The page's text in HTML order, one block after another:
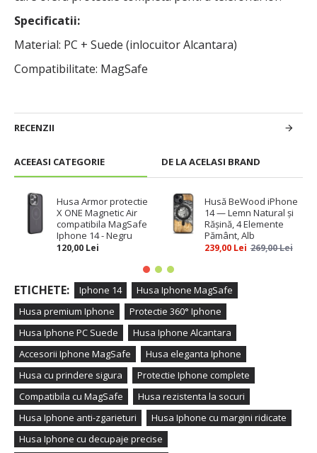
ACEEASI CATEGORIE DE LA ACELASI BRAND
Husa Armor protectie
X ONE Magnetic Air
compatibila MagSafe
Iphone 14 - Negru
120,00 Lei
Husă BeWood iPhone
14 — Lemn Natural și
Rășină, 4 Elemente
Pământ, Alb
239,00 Lei 269,00 Lei
Specificatii:
Material: PC + Suede (inlocuitor Alcantara)
Compatibilitate: MagSafe
RECENZII
ETICHETE: Iphone 14
Husa Iphone MagSafe
Husa premium Iphone
Protectie 360° Iphone
Husa Iphone PC Suede
Husa Iphone Alcantara
Accesorii Iphone MagSafe
Husa eleganta Iphone
Husa cu prindere sigura
Protectie Iphone complete
Compatibila cu MagSafe
Husa rezistenta la socuri
Husa Iphone anti-zgarieturi
Husa Iphone cu margini ridicate
Husa Iphone cu decupaje precise